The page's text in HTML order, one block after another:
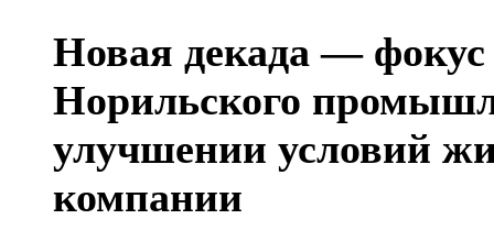
Новая декада — фокус
Норильского
улучшении условий
компании